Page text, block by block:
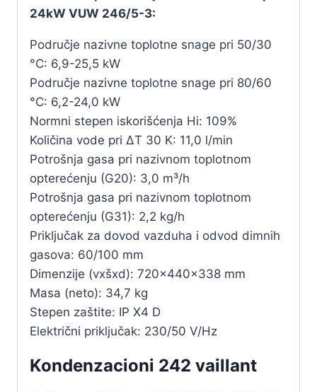
24kW VUW 246/5-3:
Područje nazivne toplotne snage pri 50/30
°C: 6,9-25,5 kW
Područje nazivne toplotne snage pri 80/60
°C: 6,2-24,0 kW
Normni stepen iskorišćenja Hi: 109%
Količina vode pri ∆T 30 K: 11,0 l/min
Potrošnja gasa pri nazivnom toplotnom
opterećenju (G20): 3,0 m³/h
Potrošnja gasa pri nazivnom toplotnom
opterećenju (G31): 2,2 kg/h
Priključak za dovod vazduha i odvod dimnih
gasova: 60/100 mm
Dimenzije (vxšxd): 720x440x338 mm
Masa (neto): 34,7 kg
Stepen zaštite: IP X4 D
Električni priključak: 230/50 V/Hz
Kondenzacioni 242 vaillant